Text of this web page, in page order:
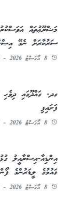
މަޝްރޫޢުތައް
ސަރުކާރަށް ނެގޭ
8 އޯގަސްޓު 2026 - 17:34
ގދ. ގައްދޫގައި
ފަށައިފި
8 އޯގަސްޓު 2026 - 17:27
އިންޑިއާ-އިސްރާއީލު
ޤައުމުގެ ލީޑަރުންގެ
8 އޯގަސްޓު 2026 - 16:59